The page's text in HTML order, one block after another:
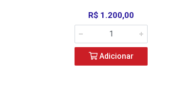
R$ 1.200,00
Adicionar